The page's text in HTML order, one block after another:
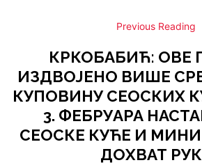
Previous Reading
КРКОБАБИЋ: ОВЕ
ИЗДВОЈЕНО ВИШЕ
КУПОВИНУ СЕОСКИХ
3. ФЕБРУАРА
СЕОСКЕ КУЋЕ И
ДОХВАТ